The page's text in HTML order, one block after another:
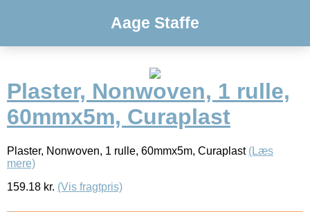
Aage Staffe
Plaster, Nonwoven, 1 rulle,
60mmx5m, Curaplast
Plaster, Nonwoven, 1 rulle, 60mmx5m, Curaplast (Læs
mere)
159.18 kr. (Vis fragtpris)